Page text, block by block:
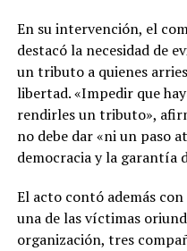
En su intervención, el
destacó la necesidad de
un tributo a quienes
libertad. «Impedir que
rendirles un tributo»,
no debe dar «ni un paso
democracia y la garantía
El acto contó además
una de las víctimas
organización, tres